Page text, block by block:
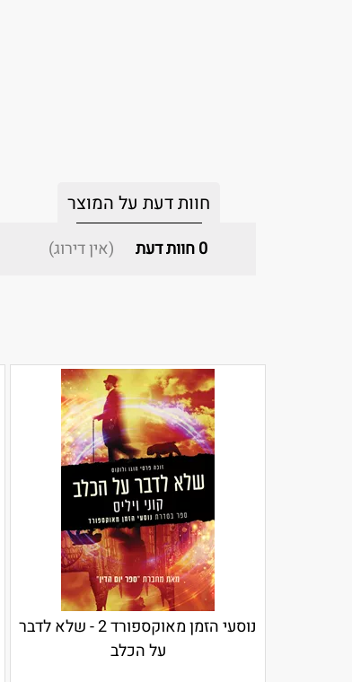
חוות דעת על המוצר
0חוות דעת (אין דירוג)
נוסעי הזמן מאוקספורד 2 - שלא לדבר
על הכלב